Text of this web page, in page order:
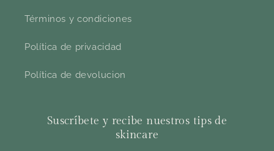
Términos y condiciones
Política de privacidad
Política de devolucion
Suscríbete y recibe nuestros tips de
skincare